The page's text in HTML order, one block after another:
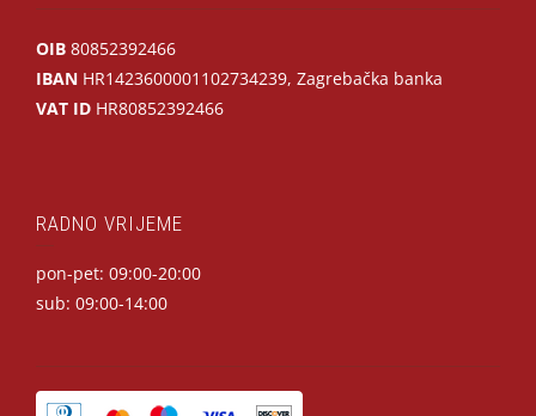
OIB 80852392466
IBAN HR1423600001102734239, Zagrebačka banka
VAT ID HR80852392466
RADNO VRIJEME
pon-pet: 09:00-20:00
sub: 09:00-14:00